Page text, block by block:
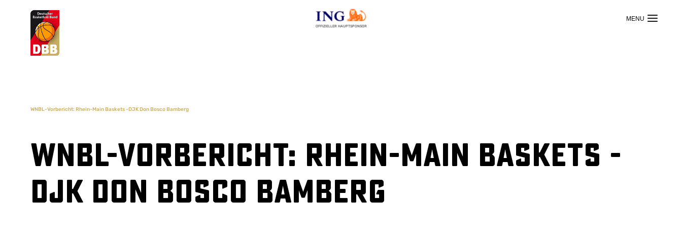
OFFIZIELLER HAUPTSPONSOR
Suchvorschläge
WNBL-Vorbericht: Rhein-Main Baskets -DJK Don Bosco Bamberg
WNBL-Vorbericht: Rhein-Main Baskets -
DJK Don Bosco Bamberg